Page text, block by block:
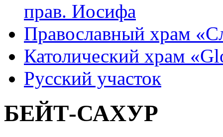
прав. Иосифа
Православный храм
Католический храм
Русский участок
БЕЙТ-САХУР